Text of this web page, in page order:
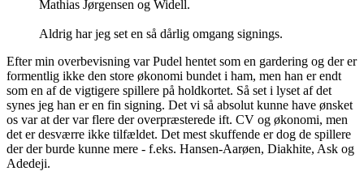
Mathias Jørgensen og Widell.
Aldrig har jeg set en så dårlig omgang signings.
Efter min overbevisning var Pudel hentet som en gardering og der er
formentlig ikke den store økonomi bundet i ham, men han er endt
som en af de vigtigere spillere på holdkortet. Så set i lyset af det
synes jeg han er en fin signing. Det vi så absolut kunne have ønsket
os var at der var flere der overpræsterede ift. CV og økonomi, men
det er desværre ikke tilfældet. Det mest skuffende er dog de spillere
der der burde kunne mere - f.eks. Hansen-Aarøen, Diakhite, Ask og
Adedeji.